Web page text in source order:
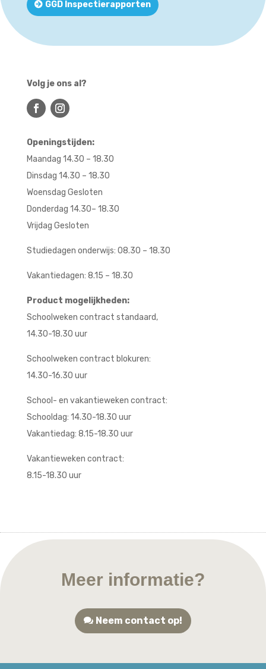
GGD Inspectierapporten
Volg je ons al?
Openingstijden:
Maandag 14.30 – 18.30
Dinsdag 14.30 – 18.30
Woensdag Gesloten
Donderdag 14.30– 18.30
Vrijdag Gesloten
Studiedagen onderwijs: 08.30 – 18.30
Vakantiedagen: 8.15 – 18.30
Product mogelijkheden:
Schoolweken contract standaard,
14.30-18.30 uur
Schoolweken contract blokuren:
14.30-16.30 uur
School- en vakantieweken contract:
Schooldag: 14.30-18.30 uur
Vakantiedag: 8.15-18.30 uur
Vakantieweken contract:
8.15-18.30 uur
Meer informatie?
Neem contact op!